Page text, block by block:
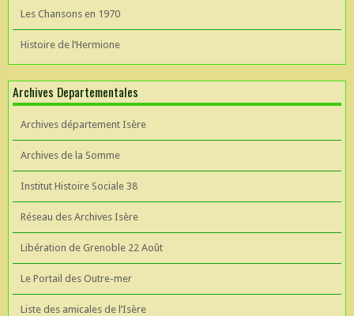
Les Chansons en 1970
Histoire de l’Hermione
Archives Departementales
Archives département Isère
Archives de la Somme
Institut Histoire Sociale 38
Réseau des Archives Isère
Libération de Grenoble 22 Août
Le Portail des Outre-mer
Liste des amicales de l’Isère